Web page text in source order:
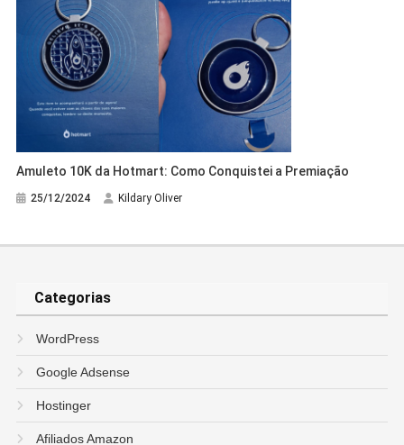
Amuleto 10K da Hotmart: Como Conquistei a Premiação
25/12/2024 Kildary Oliver
Categorias
WordPress
Google Adsense
Hostinger
Afiliados Amazon